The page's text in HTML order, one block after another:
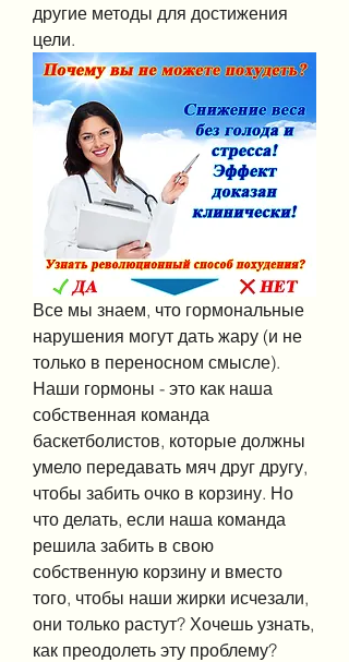
другие методы для достижения
цели.
Все мы знаем, что гормональные
нарушения могут дать жару (и не
только в переносном смысле).
Наши гормоны - это как наша
собственная команда
баскетболистов, которые должны
умело передавать мяч друг другу,
чтобы забить очко в корзину. Но
что делать, если наша команда
решила забить в свою
собственную корзину и вместо
того, чтобы наши жирки исчезали,
они только растут? Хочешь узнать,
как преодолеть эту проблему?